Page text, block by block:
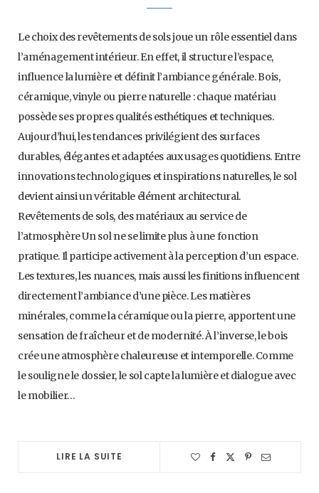
Le choix des revêtements de sols joue un rôle essentiel dans
l’aménagement intérieur. En effet, il structure l’espace,
influence la lumière et définit l’ambiance générale. Bois,
céramique, vinyle ou pierre naturelle : chaque matériau
possède ses propres qualités esthétiques et techniques.
Aujourd’hui, les tendances privilégient des surfaces
durables, élégantes et adaptées aux usages quotidiens. Entre
innovations technologiques et inspirations naturelles, le sol
devient ainsi un véritable élément architectural.
Revêtements de sols, des matériaux au service de
l’atmosphère Un sol ne se limite plus à une fonction
pratique. Il participe activement à la perception d’un espace.
Les textures, les nuances, mais aussi les finitions influencent
directement l’ambiance d’une pièce. Les matières
minérales, comme la céramique ou la pierre, apportent une
sensation de fraîcheur et de modernité. À l’inverse, le bois
crée une atmosphère chaleureuse et intemporelle. Comme
le souligne le dossier, le sol capte la lumière et dialogue avec
le mobilier…
LIRE LA SUITE